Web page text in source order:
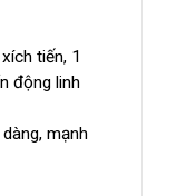
tiến, 1
động linh
mạnh